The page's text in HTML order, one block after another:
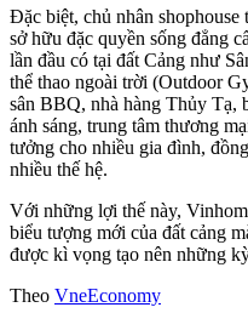
Đặc biệt, chủ nhân
sở hữu đặc quyền sống đẳng
lần đầu có tại đất Cảng như
thể thao ngoài trời (Outdoor
sân BBQ, nhà hàng Thủy Tạ,
ánh sáng, trung tâm thương
tưởng cho nhiều gia đình,
nhiều thế hệ.
Với những lợi thế này,
biểu tượng mới của đất cảng
được kì vọng tạo nên những
Theo VneEconomy